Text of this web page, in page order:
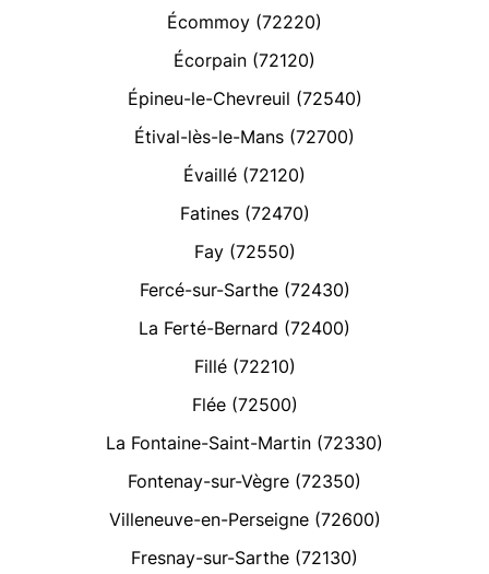
Écommoy (72220)
Écorpain (72120)
Épineu-le-Chevreuil (72540)
Étival-lès-le-Mans (72700)
Évaillé (72120)
Fatines (72470)
Fay (72550)
Fercé-sur-Sarthe (72430)
La Ferté-Bernard (72400)
Fillé (72210)
Flée (72500)
La Fontaine-Saint-Martin (72330)
Fontenay-sur-Vègre (72350)
Villeneuve-en-Perseigne (72600)
Fresnay-sur-Sarthe (72130)